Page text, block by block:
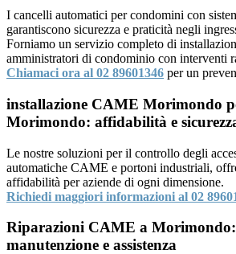
I cancelli automatici per condomini con
garantiscono sicurezza e praticità negli
Forniamo un servizio completo di
amministratori di condominio con interventi
Chiamaci ora al 02 89601346 per un
installazione CAME Morimondo
Morimondo: affidabilità e
Le nostre soluzioni per il controllo degli
automatiche CAME e portoni industriali,
affidabilità per aziende di ogni dimensione.
Richiedi maggiori informazioni al 02
Riparazioni CAME a Morimondo:
manutenzione e assistenza